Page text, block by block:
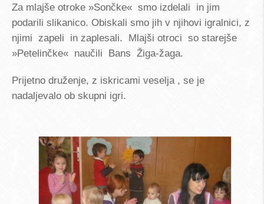
Za mlajše otroke »Sončke« smo izdelali in jim
podarili slikanico. Obiskali smo jih v njihovi igralnici, z
njimi zapeli in zaplesali. Mlajši otroci so starejše
»Petelinčke« naučili Bans Žiga-žaga.
Prijetno druženje, z iskricami veselja , se je
nadaljevalo ob skupni igri.